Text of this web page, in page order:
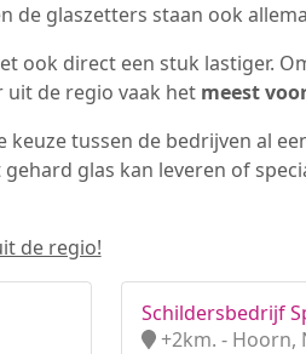
glaszetters staan ook
ook direct een stuk lastiger.
de regio vaak het meest
tussen de bedrijven al
glas kan leveren of
de regio!
Schildersbedrijf
+2km. - Hoorn,